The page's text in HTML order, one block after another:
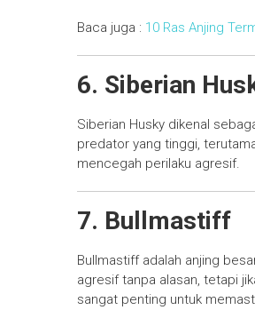
Baca juga : 10 Ras Anjing
6. Siberian
Siberian Husky dikenal
predator yang tinggi,
mencegah perilaku agresif.
7. Bullmastiff
Bullmastiff adalah anjing
agresif tanpa alasan, tetapi
sangat penting untuk